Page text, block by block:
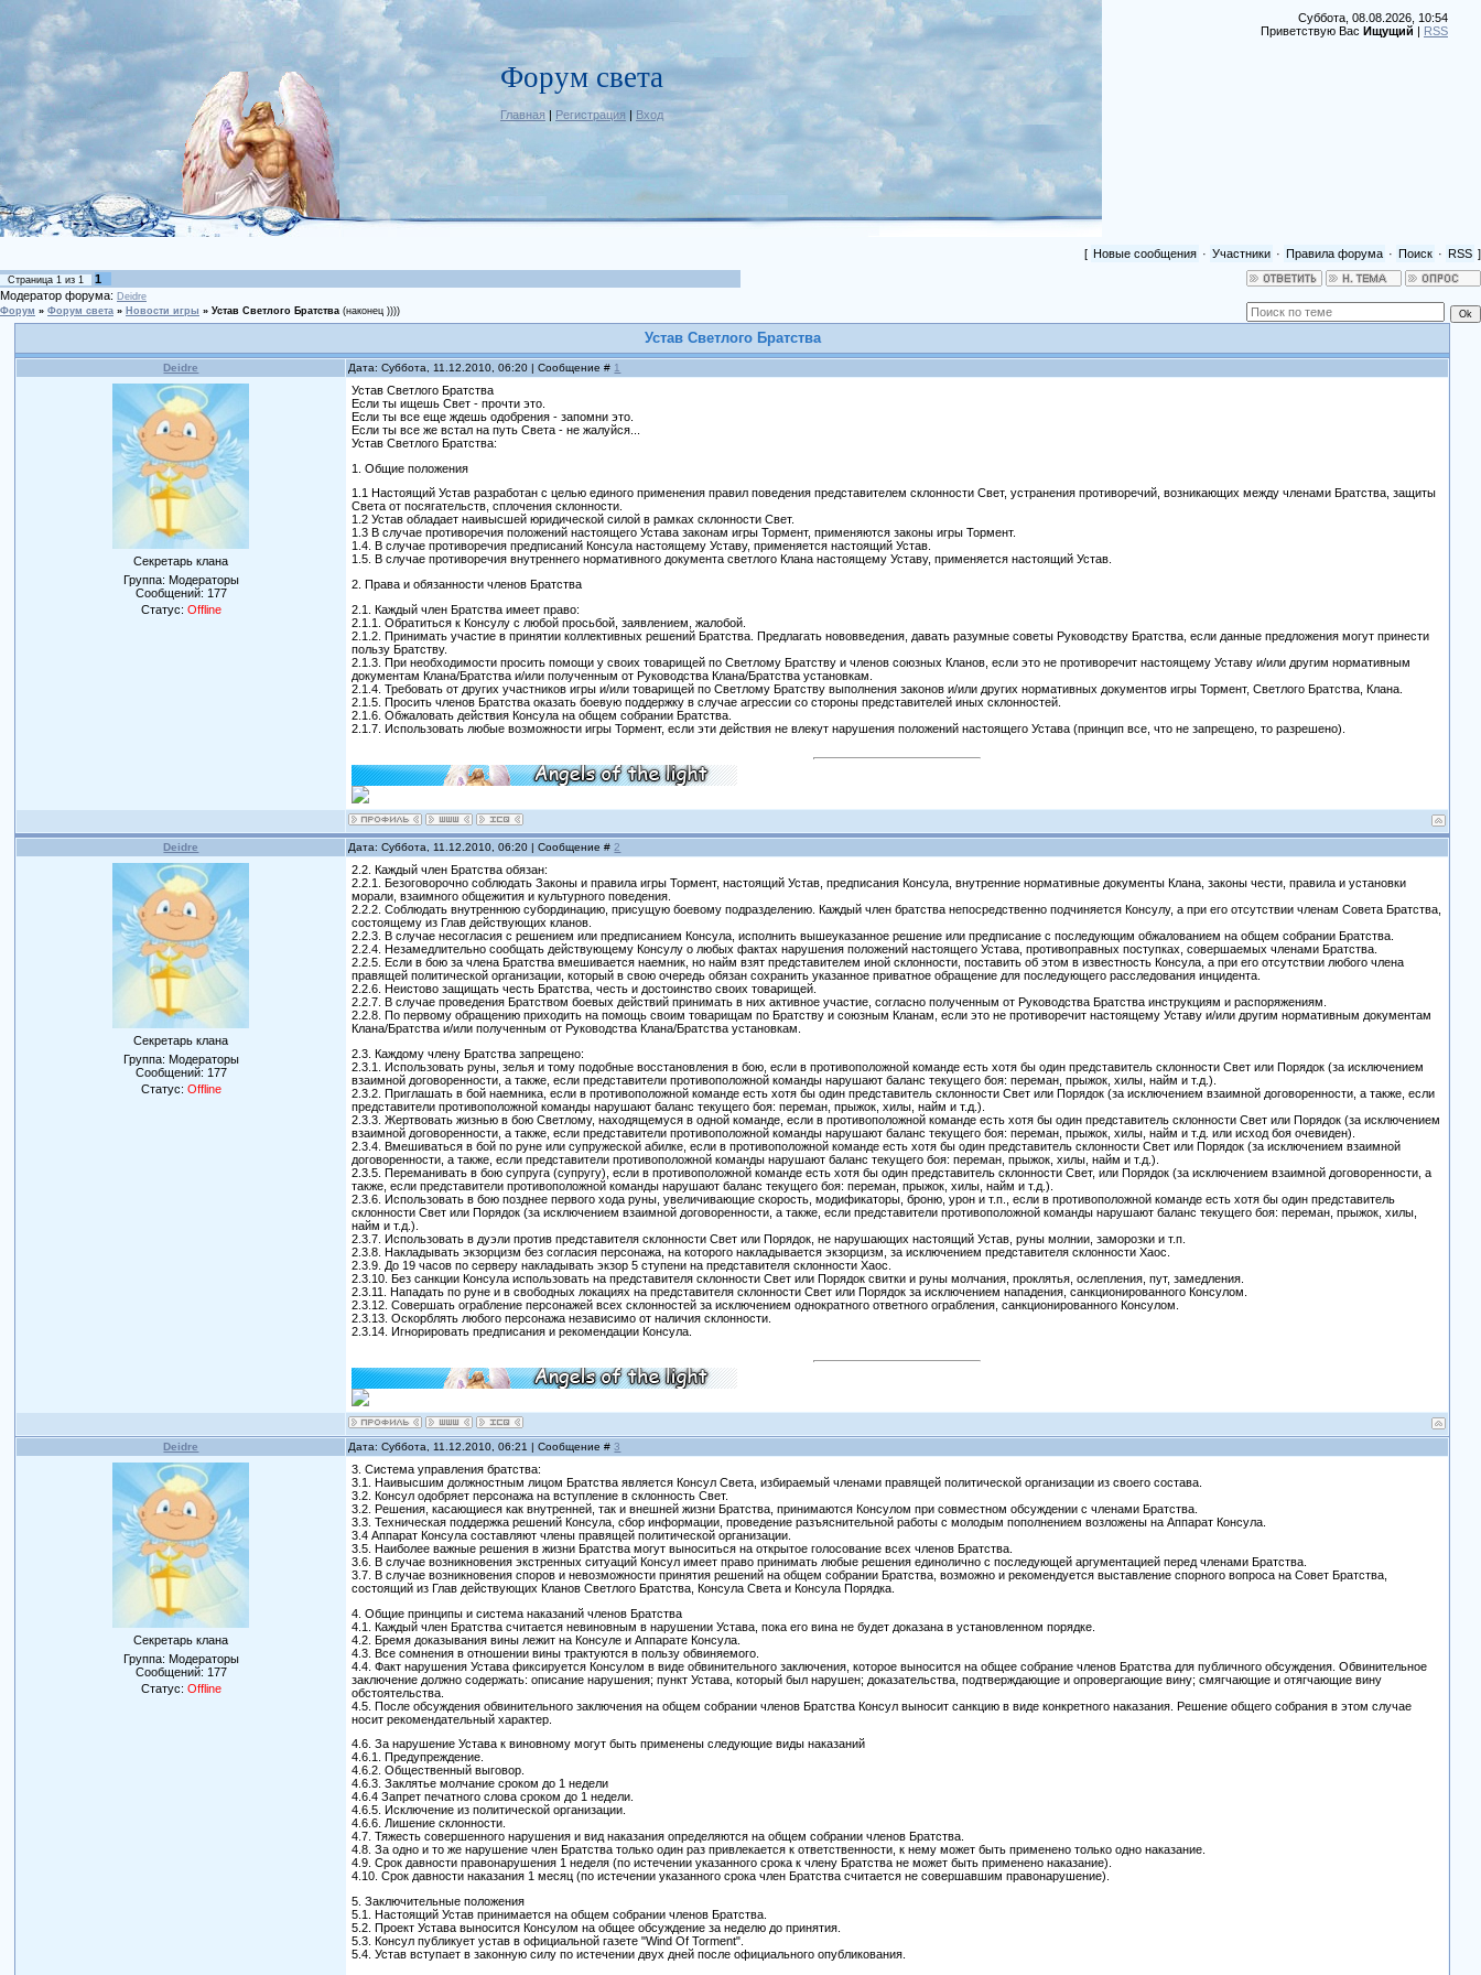
Форум света
Главная| Регистрация | Вход
Суббота, 08.08.2026, 10:54
Приветствую Вас Ищущий | RSS
[ Новые сообщения · Участники · Правила форума · Поиск · RSS ]
Страница 1 из 1
1
Модератор форума: Deidre
Форум » Форум света » Новости игры » Устав Светлого Братства (наконец ))))
Устав Светлого Братства
Deidre Дата: Суббота, 11.12.2010, 06:20 | Сообщение # 1
Секретарь клана
Группа: Модераторы
Сообщений: 177
Статус: Offline
Устав Светлого Братства
Если ты ищешь Свет - прочти это.
Если ты все еще ждешь одобрения - запомни это.
Если ты все же встал на путь Света - не жалуйся...
Устав Светлого Братства:
1. Общие положения
1.1 Настоящий Устав разработан с целью единого применения правил поведения представителем склонности Свет, устранения противоречий, возникающих между членами Братства, защиты
Света от посягательств, сплочения склонности.
1.2 Устав обладает наивысшей юридической силой в рамках склонности Свет.
1.3 В случае противоречия положений настоящего Устава законам игры Тормент, применяются законы игры Тормент.
1.4. В случае противоречия предписаний Консула настоящему Уставу, применяется настоящий Устав.
1.5. В случае противоречия внутреннего нормативного документа светлого Клана настоящему Уставу, применяется настоящий Устав.
2. Права и обязанности членов Братства
2.1. Каждый член Братства имеет право:
2.1.1. Обратиться к Консулу с любой просьбой, заявлением, жалобой.
2.1.2. Принимать участие в принятии коллективных решений Братства. Предлагать нововведения, давать разумные советы Руководству Братства, если данные предложения могут принести
пользу Братству.
2.1.3. При необходимости просить помощи у своих товарищей по Светлому Братству и членов союзных Кланов, если это не противоречит настоящему Уставу и/или другим нормативным
документам Клана/Братства и/или полученным от Руководства Клана/Братства установкам.
2.1.4. Требовать от других участников игры и/или товарищей по Светлому Братству выполнения законов и/или других нормативных документов игры Тормент, Светлого Братства, Клана.
2.1.5. Просить членов Братства оказать боевую поддержку в случае агрессии со стороны представителей иных склонностей.
2.1.6. Обжаловать действия Консула на общем собрании Братства.
2.1.7. Использовать любые возможности игры Тормент, если эти действия не влекут нарушения положений настоящего Устава (принцип все, что не запрещено, то разрешено).
Deidre Дата: Суббота, 11.12.2010, 06:20 | Сообщение # 2
Секретарь клана
Группа: Модераторы
Сообщений: 177
Статус: Offline
2.2. Каждый член Братства обязан:
2.2.1. Безоговорочно соблюдать Законы и правила игры Тормент, настоящий Устав, предписания Консула, внутренние нормативные документы Клана, законы чести, правила и установки
морали, взаимного общежития и культурного поведения.
2.2.2. Соблюдать внутреннюю субординацию, присущую боевому подразделению. Каждый член братства непосредственно подчиняется Консулу, а при его отсутствии членам Совета Братства,
состоящему из Глав действующих кланов.
2.2.3. В случае несогласия с решением или предписанием Консула, исполнить вышеуказанное решение или предписание с последующим обжалованием на общем собрании Братства.
2.2.4. Незамедлительно сообщать действующему Консулу о любых фактах нарушения положений настоящего Устава, противоправных поступках, совершаемых членами Братства.
2.2.5. Если в бою за члена Братства вмешивается наемник, но найм взят представителем иной склонности, поставить об этом в известность Консула, а при его отсутствии любого члена
правящей политической организации, который в свою очередь обязан сохранить указанное приватное обращение для последующего расследования инцидента.
2.2.6. Неистово защищать честь Братства, честь и достоинство своих товарищей.
2.2.7. В случае проведения Братством боевых действий принимать в них активное участие, согласно полученным от Руководства Братства инструкциям и распоряжениям.
2.2.8. По первому обращению приходить на помощь своим товарищам по Братству и союзным Кланам, если это не противоречит настоящему Уставу и/или другим нормативным документам
Клана/Братства и/или полученным от Руководства Клана/Братства установкам.
2.3. Каждому члену Братства запрещено:
2.3.1. Использовать руны, зелья и тому подобные восстановления в бою, если в противоположной команде есть хотя бы один представитель склонности Свет или Порядок (за исключением
взаимной договоренности, а также, если представители противоположной команды нарушают баланс текущего боя: переман, прыжок, хилы, найм и т.д.).
2.3.2. Приглашать в бой наемника, если в противоположной команде есть хотя бы один представитель склонности Свет или Порядок (за исключением взаимной договоренности, а также, если
представители противоположной команды нарушают баланс текущего боя: переман, прыжок, хилы, найм и т.д.).
2.3.3. Жертвовать жизнью в бою Светлому, находящемуся в одной команде, если в противоположной команде есть хотя бы один представитель склонности Свет или Порядок (за исключением
взаимной договоренности, а также, если представители противоположной команды нарушают баланс текущего боя: переман, прыжок, хилы, найм и т.д. или исход боя очевиден).
2.3.4. Вмешиваться в бой по руне или супружеской абилке, если в противоположной команде есть хотя бы один представитель склонности Свет или Порядок (за исключением взаимной
договоренности, а также, если представители противоположной команды нарушают баланс текущего боя: переман, прыжок, хилы, найм и т.д.).
2.3.5. Переманивать в бою супруга (супругу), если в противоположной команде есть хотя бы один представитель склонности Свет, или Порядок (за исключением взаимной договоренности, а
также, если представители противоположной команды нарушают баланс текущего боя: переман, прыжок, хилы, найм и т.д.).
2.3.6. Использовать в бою позднее первого хода руны, увеличивающие скорость, модификаторы, броню, урон и т.п., если в противоположной команде есть хотя бы один представитель
склонности Свет или Порядок (за исключением взаимной договоренности, а также, если представители противоположной команды нарушают баланс текущего боя: переман, прыжок, хилы,
найм и т.д.).
2.3.7. Использовать в дуэли против представителя склонности Свет или Порядок, не нарушающих настоящий Устав, руны молнии, заморозки и т.п.
2.3.8. Накладывать экзорцизм без согласия персонажа, на которого накладывается экзорцизм, за исключением представителя склонности Хаос.
2.3.9. До 19 часов по серверу накладывать экзор 5 ступени на представителя склонности Хаос.
2.3.10. Без санкции Консула использовать на представителя склонности Свет или Порядок свитки и руны молчания, проклятья, ослепления, пут, замедления.
2.3.11. Нападать по руне и в свободных локациях на представителя склонности Свет или Порядок за исключением нападения, санкционированного Консулом.
2.3.12. Совершать ограбление персонажей всех склонностей за исключением однократного ответного ограбления, санкционированного Консулом.
2.3.13. Оскорблять любого персонажа независимо от наличия склонности.
2.3.14. Игнорировать предписания и рекомендации Консула.
Deidre Дата: Суббота, 11.12.2010, 06:21 | Сообщение #3
Секретарь клана
Группа: Модераторы
Сообщений: 177
Статус: Offline
3. Система управления братства:
3.1. Наивысшим должностным лицом Братства является Консул Света, избираемый членами правящей политической организации из своего состава.
3.2. Консул одобряет персонажа на вступление в склонность Свет.
3.2. Решения, касающиеся как внутренней, так и внешней жизни Братства, принимаются Консулом при совместном обсуждении с членами Братства.
3.3. Техническая поддержка решений Консула, сбор информации, проведение разъяснительной работы с молодым пополнением возложены на Аппарат Консула.
3.4 Аппарат Консула составляют члены правящей политической организации.
3.5. Наиболее важные решения в жизни Братства могут выноситься на открытое голосование всех членов Братства.
3.6. В случае возникновения экстренных ситуаций Консул имеет право принимать любые решения единолично с последующей аргументацией перед членами Братства.
3.7. В случае возникновения споров и невозможности принятия решений на общем собрании Братства, возможно и рекомендуется выставление спорного вопроса на Совет Братства,
состоящий из Глав действующих Кланов Светлого Братства, Консула Света и Консула Порядка.
4. Общие принципы и система наказаний членов Братства
4.1. Каждый член Братства считается невиновным в нарушении Устава, пока его вина не будет доказана в установленном порядке.
4.2. Бремя доказывания вины лежит на Консуле и Аппарате Консула.
4.3. Все сомнения в отношении вины трактуются в пользу обвиняемого.
4.4. Факт нарушения Устава фиксируется Консулом в виде обвинительного заключения, которое выносится на общее собрание членов Братства для публичного обсуждения. Обвинительное
заключение должно содержать: описание нарушения; пункт Устава, который был нарушен; доказательства, подтверждающие и опровергающие вину; смягчающие и отягчающие вину
обстоятельства.
4.5. После обсуждения обвинительного заключения на общем собрании членов Братства Консул выносит санкцию в виде конкретного наказания. Решение общего собрания в этом случае
носит рекомендательный характер.
4.6. За нарушение Устава к виновному могут быть применены следующие виды наказаний
4.6.1. Предупреждение.
4.6.2. Общественный выговор.
4.6.3. Заклятье молчание сроком до 1 недели
4.6.4 Запрет печатного слова сроком до 1 недели.
4.6.5. Исключение из политической организации.
4.6.6. Лишение склонности.
4.7. Тяжесть совершенного нарушения и вид наказания определяются на общем собрании членов Братства.
4.8. За одно и то же нарушение член Братства только один раз привлекается к ответственности, к нему может быть применено только одно наказание.
4.9. Срок давности правонарушения 1 неделя (по истечении указанного срока к члену Братства не может быть применено наказание).
4.10. Срок давности наказания 1 месяц (по истечении указанного срока член Братства считается не совершавшим правонарушение).
5. Заключительные положения
5.1. Настоящий Устав принимается на общем собрании членов Братства.
5.2. Проект Устава выносится Консулом на общее обсуждение за неделю до принятия.
5.3. Консул публикует устав в официальной газете "Wind Of Torment".
5.4. Устав вступает в законную силу по истечении двух дней после официального опубликования.